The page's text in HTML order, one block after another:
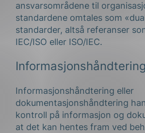
ansvarsområdene til
standardene omtales som
standarder, altså referanser
IEC/ISO eller ISO/IEC.
Informasjonshåndtering
Informasjonshåndtering eller
dokumentasjonshåndtering
kontroll på informasjon og
at det kan hentes fram ved